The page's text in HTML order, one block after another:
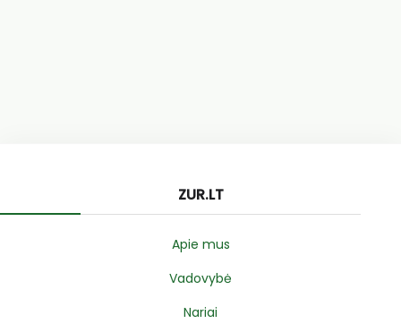
ZUR.LT
Apie mus
Vadovybė
Nariai